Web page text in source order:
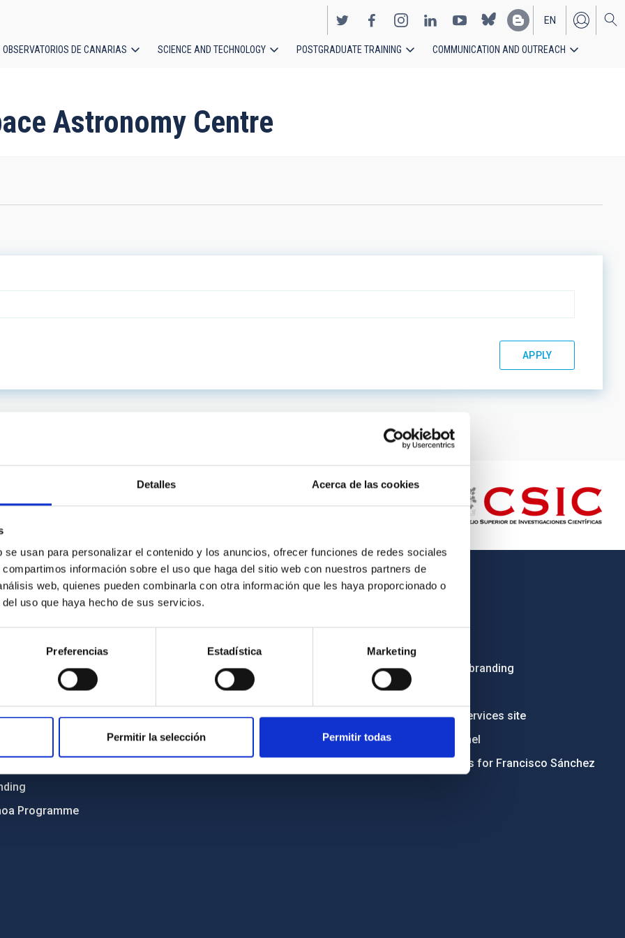
Detalles Acerca de las cookies
usan para personalizar el contenido y los anuncios, ofrecer funciones de redes sociales
información sobre el uso que haga del sitio web con nuestros partners de
web, quienes pueden combinarla con otra información que les haya proporcionado o
uso que haya hecho de sus servicios.
Preferencias Estadística Marketing
Permitir la selección Permitir todas
EN
ES
OBSERVATORIOS DE CANARIAS SCIENCE AND TECHNOLOGY POSTGRADUATE TRAINING COMMUNICATION AND OUTREACH
Astronomy Centre
and anti-fraud policy
and diversity
and Sustainability
Programme
IAC PORTAL
Privacy policy
Legal notice
Cookies policy
Accessibility
OTHER LINKS
Institutional branding
RSS
Electronic services site
Ethics channel
Condolences for Francisco Sánchez